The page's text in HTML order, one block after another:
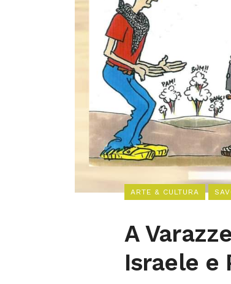
ARTE & CULTURA
A
Israele e